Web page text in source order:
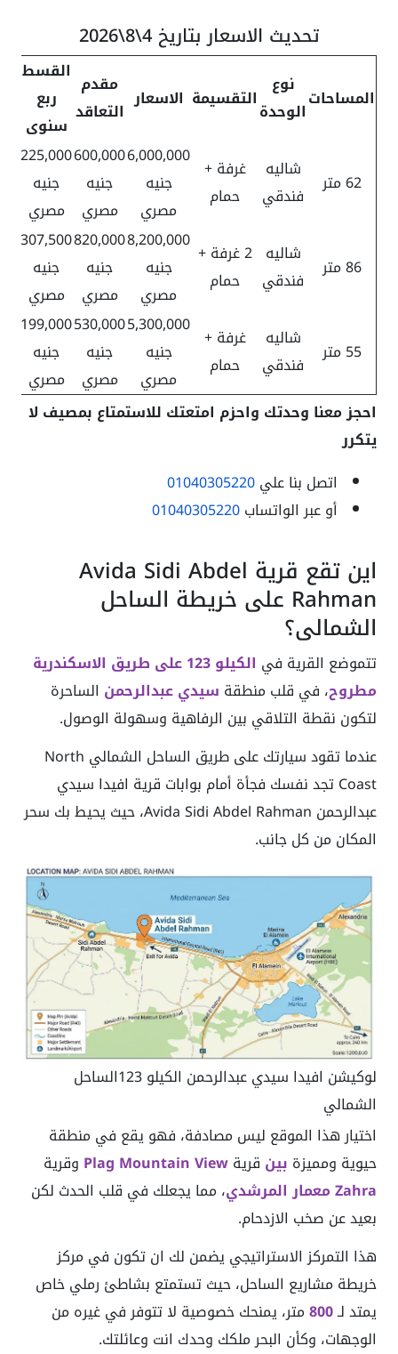
تحديث الاسعار بتاريخ 4\8\2026
المساحات
نوع
الوحدةالتقسيمة الاسعار
مقدم
التعاقد
القسط
ربع
سنوى
62 متر
شاليه
فندقي
غرفة +
حمام
6,000,000
جنيه
مصري
600,000
جنيه
مصري
225,000
جنيه
مصري
86 متر
شاليه
فندقي
2 غرفة +
حمام
8,200,000
جنيه
مصري
820,000
جنيه
مصري
307,500
جنيه
مصري
55 متر
شاليه
فندقي
غرفة +
حمام
5,300,000
جنيه
مصري
530,000
جنيه
مصري
199,000
جنيه
مصري
احجز معنا وحدتك واحزم امتعتك للاستمتاع بمصيف لا
يتكرر
اتصل بنا علي01040305220
أو عبر الواتساب01040305220
اين تقع قرية Avida Sidi Abdel
Rahman على خريطة الساحل
الشمالي؟
تتموضع القرية في
الكيلو 123 على طريق الاسكندرية
مطروح، في قلب منطقة سيدي عبدالرحمن الساحرة
لتكون نقطة التلاقي بين الرفاهية وسهولة الوصول.
عندما تقود سيارتك على طريق الساحل الشمالي North
Coast تجد نفسك فجأة أمام بوابات قرية افيدا سيدي
عبدالرحمن Avida Sidi Abdel Rahman، حيث يحيط بك سحر
المكان من كل جانب.
لوكيشن افيدا سيدي عبدالرحمن الكيلو 123الساحل
الشمالي
اختيار هذا الموقع ليس مصادفة، فهو يقع في منطقة
حيوية ومميزة بين قريةPlag Mountain View وقرية
Zahraمعمار المرشدي، مما يجعلك في قلب الحدث لكن
بعيد عن صخب الازدحام.
هذا التمركز الاستراتيجي يضمن لك ان تكون في مركز
خريطة مشاريع الساحل، حيث تستمتع بشاطئ رملي خاص
يمتد لـ800متر، يمنحك خصوصية لا تتوفر في غيره من
الوجهات، وكأن البحر ملكك وحدك انت وعائلتك.